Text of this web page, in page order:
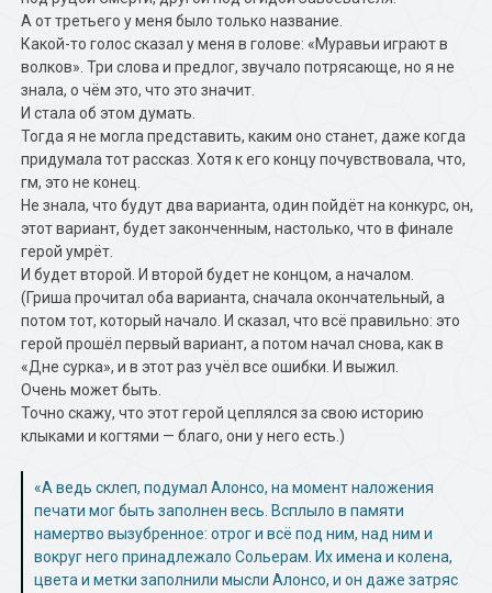
А от третьего у меня было только название.
Какой-то голос сказал у меня в голове: «Муравьи играют в
волков». Три слова и предлог, звучало потрясающе, но я не
знала, о чём это, что это значит.
И стала об этом думать.
Тогда я не могла представить, каким оно станет, даже когда
придумала тот рассказ. Хотя к его концу почувствовала, что,
гм, это не конец.
Не знала, что будут два варианта, один пойдёт на конкурс, он,
этот вариант, будет законченным, настолько, что в финале
герой умрёт.
И будет второй. И второй будет не концом, а началом.
(Гриша прочитал оба варианта, сначала окончательный, а
потом тот, который начало. И сказал, что всё правильно: это
герой прошёл первый вариант, а потом начал снова, как в
«Дне сурка», и в этот раз учёл все ошибки. И выжил.
Очень может быть.
Точно скажу, что этот герой цеплялся за свою историю
клыками и когтями — благо, они у него есть.)
«А ведь склеп, подумал Алонсо, на момент наложения
печати мог быть заполнен весь. Всплыло в памяти
намертво вызубренное: отрог и всё под ним, над ним и
вокруг него принадлежало Сольерам. Их имена и колена,
цвета и метки заполнили мысли Алонсо, и он даже затряс